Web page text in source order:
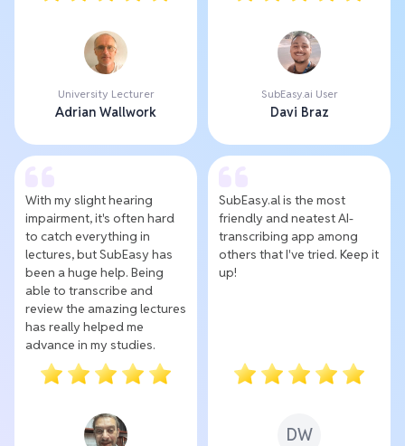
University Lecturer
Adrian Wallwork
SubEasy.ai User
Davi Braz
With my slight hearing
impairment, it's often hard
to catch everything in
lectures, but SubEasy has
been a huge help. Being
able to transcribe and
review the amazing lectures
has really helped me
advance in my studies.
SubEasy.al is the most
friendly and neatest AI-
transcribing app among
others that I've tried. Keep it
up!
DW